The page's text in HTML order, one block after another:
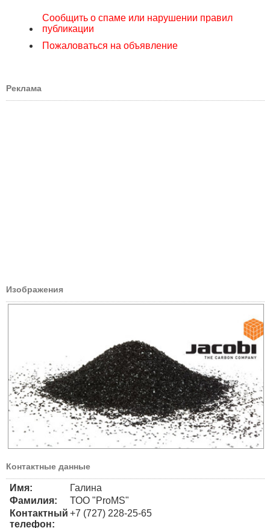
Сообщить о спаме или нарушении правил
публикации
Пожаловаться на объявление
Реклама
Изображения
Контактные данные
Имя:
Галина
Фамилия:
ТОО "ProMS"
Контактный
телефон:
+7 (727) 228-25-65